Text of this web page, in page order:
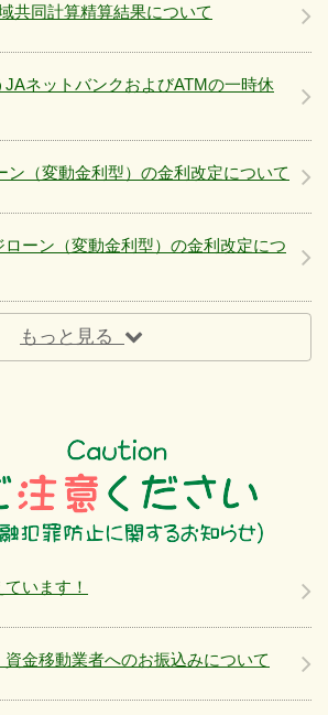
共同計算精算結果について
ネットバンクおよびATMの一時休
ン（変動金利型）の金利改定について
ローン（変動金利型）の金利改定につ
もっと見る
います！
金移動業者へのお振込みについて